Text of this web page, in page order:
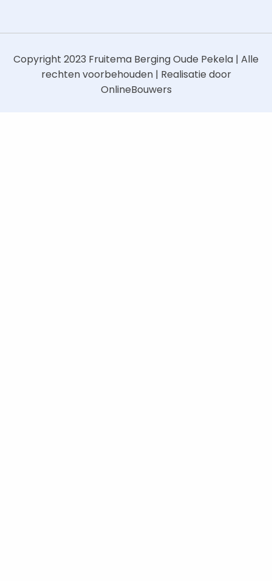
Copyright 2023 Fruitema Berging Oude Pekela | Alle
rechten voorbehouden | Realisatie door
OnlineBouwers